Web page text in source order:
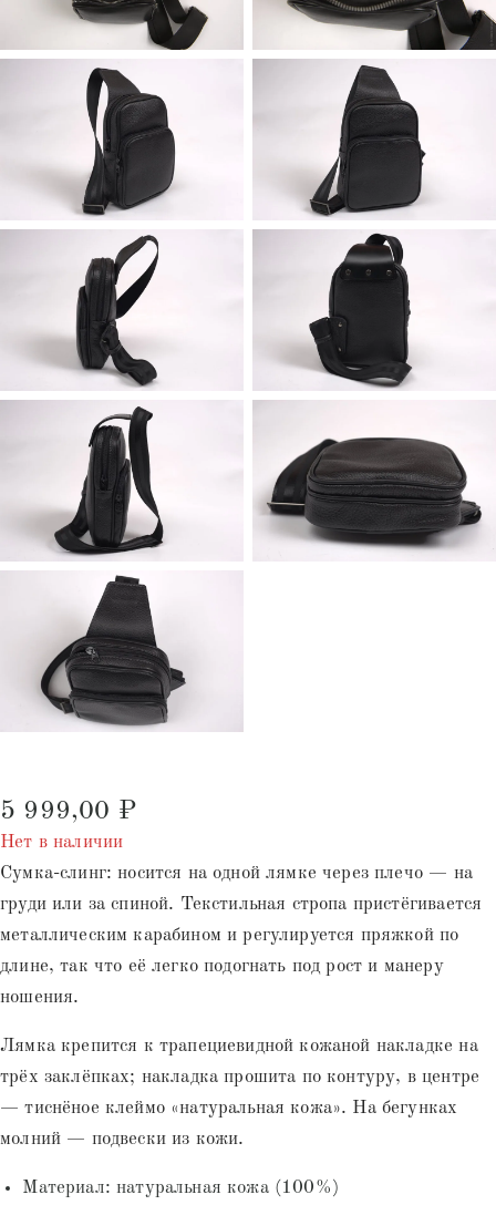
5 999,00 ₽
Нет в наличии
Сумка-слинг: носится на одной лямке через плечо — на
груди или за спиной. Текстильная стропа пристёгивается
металлическим карабином и регулируется пряжкой по
длине, так что её легко подогнать под рост и манеру
ношения.
Лямка крепится к трапециевидной кожаной накладке на
трёх заклёпках; накладка прошита по контуру, в центре
— тиснёное клеймо «натуральная кожа». На бегунках
молний — подвески из кожи.
Материал: натуральная кожа (100%)